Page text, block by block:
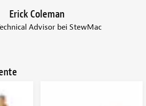
Erick Coleman
Advisor bei StewMac